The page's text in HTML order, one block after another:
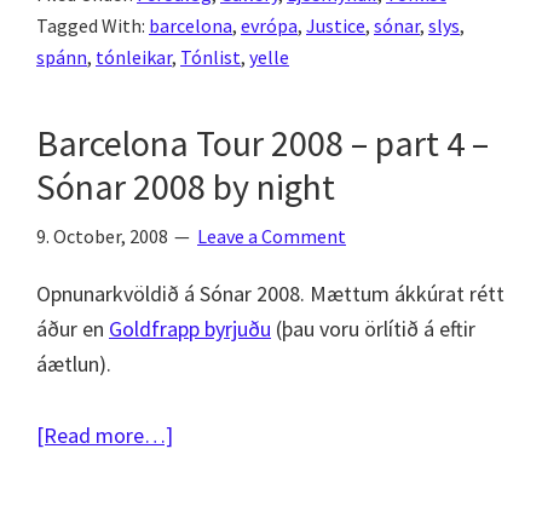
part
6
Sónar
2008
night
Tagged With: barcelona, evrópa, Justice, sónar, slys,
spánn, tónleikar, Tónlist, yelle
Barcelona Tour 2008 – part 4 –
Sónar 2008 by night
9. October, 2008 Leave a Comment
Opnunarkvöldið á Sónar 2008. Mættum ákkúrat rétt
áður en Goldfrapp byrjuðu (þau voru örlítið á eftir
áætlun).
[Read more…]